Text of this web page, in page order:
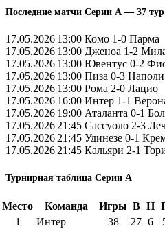
Последние матчи Серии А — 37 тур
17.05.2026|13:00 Комо 1-0 Парма
17.05.2026|13:00 Дженоа 1-2
17.05.2026|13:00 Ювентус 0-2
17.05.2026|13:00 Пиза 0-3 Наполи
17.05.2026|13:00 Рома 2-0 Лацио
17.05.2026|16:00 Интер 1-1
17.05.2026|19:00 Аталанта 0-1
17.05.2026|21:45 Сассуоло 2-3
17.05.2026|21:45 Удинезе 0-1
17.05.2026|21:45 Кальяри 2-1
Турнирная таблица Серии А
Место Команда Игры В Н
1
Интер 38 27 6